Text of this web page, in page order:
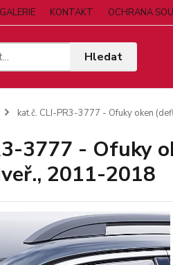
KONTAKT OCHRANA
Hledat
kat.č. CLI-PR3-3777 - Ofuky oken
3777 - Ofuky
2011-2018